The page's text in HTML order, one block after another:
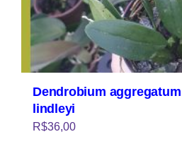
Dendrobium
lindleyi
R$36,00